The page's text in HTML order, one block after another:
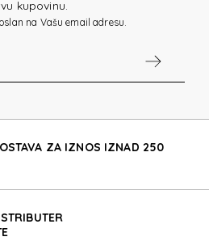
kupovinu.
na Vašu email adresu.
ZA IZNOS IZNAD 250